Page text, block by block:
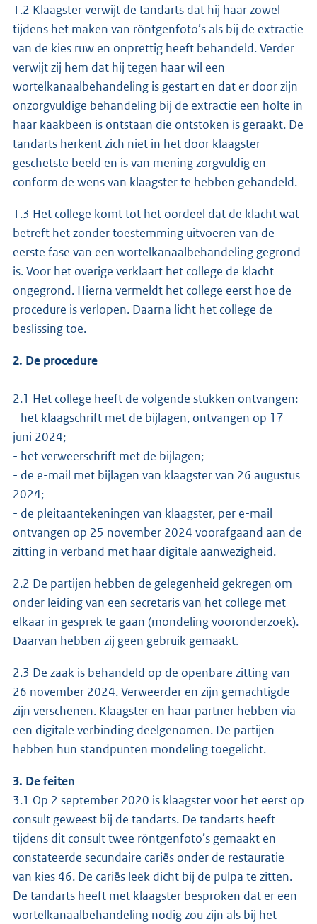
1.2 Klaagster verwijt de tandarts dat hij haar zowel
tijdens het maken van röntgenfoto’s als bij de extractie
van de kies ruw en onprettig heeft behandeld. Verder
verwijt zij hem dat hij tegen haar wil een
wortelkanaalbehandeling is gestart en dat er door zijn
onzorgvuldige behandeling bij de extractie een holte in
haar kaakbeen is ontstaan die ontstoken is geraakt. De
tandarts herkent zich niet in het door klaagster
geschetste beeld en is van mening zorgvuldig en
conform de wens van klaagster te hebben gehandeld.
1.3 Het college komt tot het oordeel dat de klacht wat
betreft het zonder toestemming uitvoeren van de
eerste fase van een wortelkanaalbehandeling gegrond
is. Voor het overige verklaart het college de klacht
ongegrond. Hierna vermeldt het college eerst hoe de
procedure is verlopen. Daarna licht het college de
beslissing toe.
2. De procedure
2.1 Het college heeft de volgende stukken ontvangen:
- het klaagschrift met de bijlagen, ontvangen op 17
juni 2024;
- het verweerschrift met de bijlagen;
- de e-mail met bijlagen van klaagster van 26 augustus
2024;
- de pleitaantekeningen van klaagster, per e-mail
ontvangen op 25 november 2024 voorafgaand aan de
zitting in verband met haar digitale aanwezigheid.
2.2 De partijen hebben de gelegenheid gekregen om
onder leiding van een secretaris van het college met
elkaar in gesprek te gaan (mondeling vooronderzoek).
Daarvan hebben zij geen gebruik gemaakt.
2.3 De zaak is behandeld op de openbare zitting van
26 november 2024. Verweerder en zijn gemachtigde
zijn verschenen. Klaagster en haar partner hebben via
een digitale verbinding deelgenomen. De partijen
hebben hun standpunten mondeling toegelicht.
3. De feiten
3.1 Op 2 september 2020 is klaagster voor het eerst op
consult geweest bij de tandarts. De tandarts heeft
tijdens dit consult twee röntgenfoto’s gemaakt en
constateerde secundaire cariës onder de restauratie
van kies 46. De cariës leek dicht bij de pulpa te zitten.
De tandarts heeft met klaagster besproken dat er een
wortelkanaalbehandeling nodig zou zijn als bij het